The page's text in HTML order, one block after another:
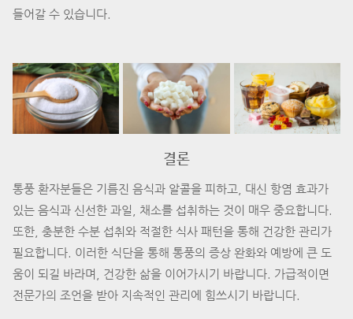
들어갈 수 있습니다.
결론
통풍 환자분들은 기름진 음식과 알콜을 피하고, 대신 항염 효과가
있는 음식과 신선한 과일, 채소를 섭취하는 것이 매우 중요합니다.
또한, 충분한 수분 섭취와 적절한 식사 패턴을 통해 건강한 관리가
필요합니다. 이러한 식단을 통해 통풍의 증상 완화와 예방에 큰 도
움이 되길 바라며, 건강한 삶을 이어가시기 바랍니다. 가급적이면
전문가의 조언을 받아 지속적인 관리에 힘쓰시기 바랍니다.